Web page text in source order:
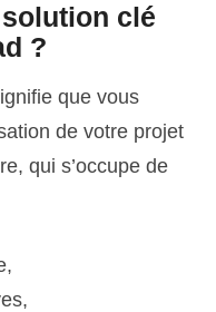
solution clé
?
que vous
de votre projet
qui s’occupe de